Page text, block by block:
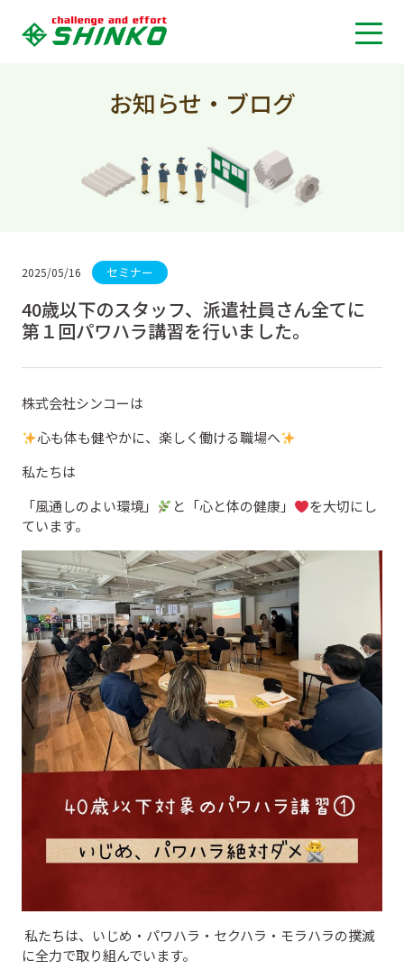
お知らせ・ブログ
2025/05/16 セミナー
40歳以下のスタッフ、派遣社員さん全てに
第１回パワハラ講習を行いました。
株式会社シンコーは
心も体も健やかに、楽しく働ける職場へ
私たちは
「風通しのよい環境」
と「心と体の健康」
‍を大切にし
ています。
私たちは、いじめ・パワハラ・セクハラ・モラハラの撲滅
に全力で取り組んでいます。